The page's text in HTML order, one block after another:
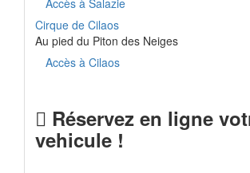
Accès à Salazie
Cirque de Cilaos
Au pied du Piton des Neiges
Accès à Cilaos
Réservez en ligne
vehicule !